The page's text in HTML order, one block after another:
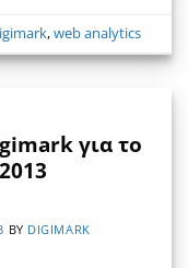
,web analytics
για το
BY DIGIMARK